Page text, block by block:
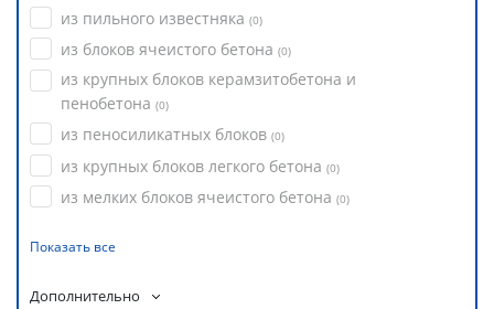
из пильного известняка (0)
из блоков ячеистого бетона (0)
из крупных блоков керамзитобетона и
пенобетона (0)
из пеносиликатных блоков (0)
из крупных блоков легкого бетона (0)
из мелких блоков ячеистого бетона (0)
Показать все
Дополнительно